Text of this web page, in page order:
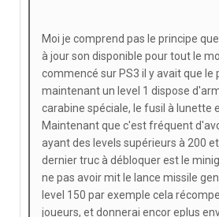
Moi je comprend pas le principe
à jour son disponible pour tout le
commencé sur PS3 il y avait que le
maintenant un level 1 dispose
carabine spéciale, le fusil à lunette
Maintenant que c'est fréquent
ayant des levels supérieurs à 200
dernier truc à débloquer est le
ne pas avoir mit le lance missile
level 150 par exemple cela
joueurs, et donnerai encor eplus